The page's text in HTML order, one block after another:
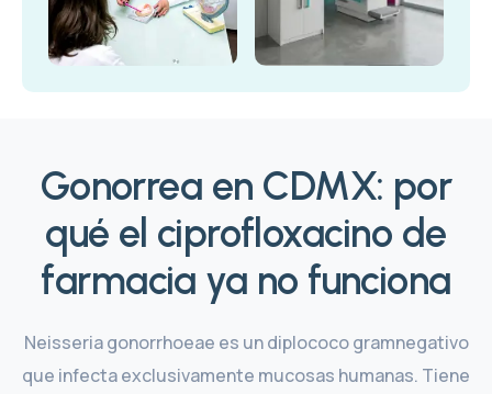
Gonorrea en CDMX: por
qué el ciprofloxacino de
farmacia ya no funciona
Neisseria gonorrhoeae es un diplococo gramnegativo
que infecta exclusivamente mucosas humanas. Tiene